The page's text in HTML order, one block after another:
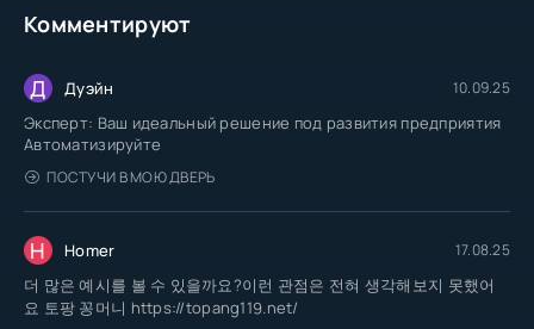
Комментируют
Д Дуэйн 10.09.25
Эксперт: Ваш идеальный решение под развития предприятия
Автоматизируйте
ПОСТУЧИ В МОЮ ДВЕРЬ
H Homer 17.08.25
더 많은 예시를 볼 수 있을까요?이런 관점은 전혀 생각해보지 못했어
요 토팡 꽁머니 https://topang119.net/